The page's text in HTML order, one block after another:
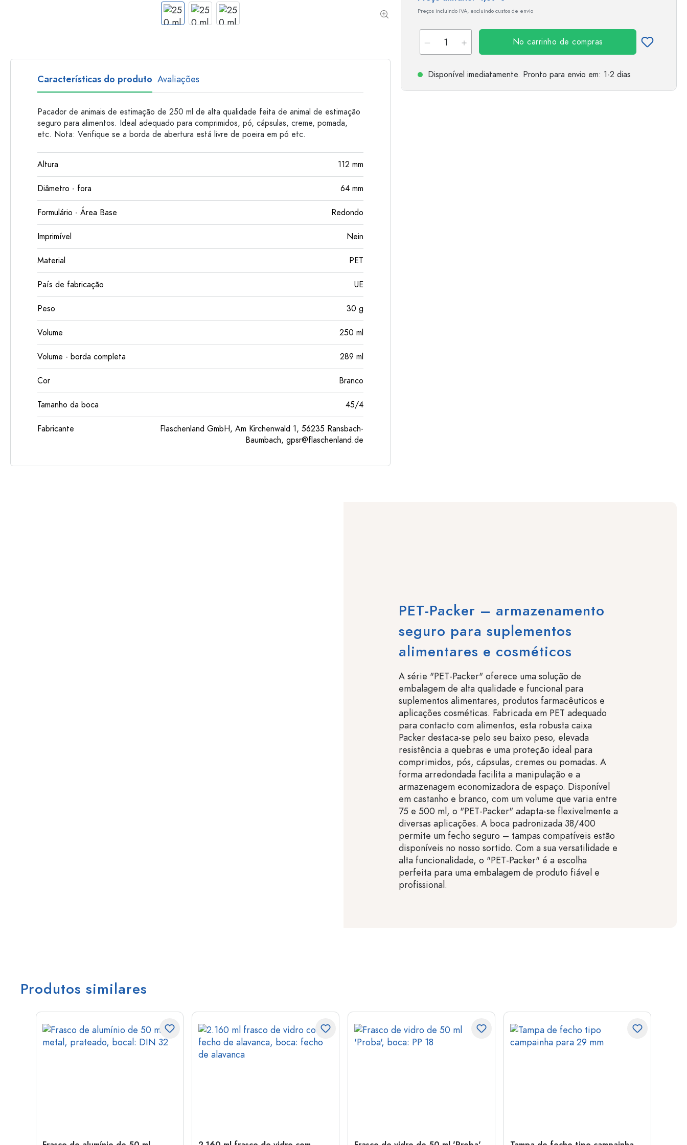
Garrafas de plastico
Preços incluindo IVA, excluindo custos de envio
No carrinho de compras
Disponível imediatamente. Pronto para envio em: 1-2 dias
Características do produto Avaliações
Pacador de animais de estimação de 250 ml de alta qualidade feita de animal de estimação
seguro para alimentos. Ideal adequado para comprimidos, pó, cápsulas, creme, pomada,
etc. Nota: Verifique se a borda de abertura está livre de poeira em pó etc.
Altura 112 mm
Diâmetro - fora 64 mm
Formulário - Área Base Redondo
Imprimível Nein
Material PET
País de fabricação UE
Peso 30 g
Volume 250 ml
Volume - borda completa 289 ml
Cor Branco
Tamanho da boca 45/4
Fabricante
Flaschenland GmbH, Am Kirchenwald 1, 56235 Ransbach-
Baumbach, gpsr@flaschenland.de
PET-Packer – armazenamento
seguro para suplementos
alimentares e cosméticos
A série "PET-Packer" oferece uma solução de
embalagem de alta qualidade e funcional para
suplementos alimentares, produtos farmacêuticos e
aplicações cosméticas. Fabricada em PET adequado
para contacto com alimentos, esta robusta caixa
Packer destaca-se pelo seu baixo peso, elevada
resistência a quebras e uma proteção ideal para
comprimidos, pós, cápsulas, cremes ou pomadas. A
forma arredondada facilita a manipulação e a
armazenagem economizadora de espaço. Disponível
em castanho e branco, com um volume que varia entre
75 e 500 ml, o "PET-Packer" adapta-se flexivelmente a
diversas aplicações. A boca padronizada 38/400
permite um fecho seguro – tampas compatíveis estão
disponíveis no nosso sortido. Com a sua versatilidade e
alta funcionalidade, o "PET-Packer" é a escolha
perfeita para uma embalagem de produto fiável e
profissional.
Produtos similares